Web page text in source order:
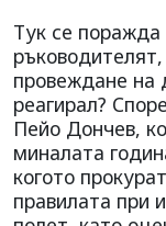
Тук се
провеждане на
реагирал?
Пейо Дончев,
миналата
когото
правилата при